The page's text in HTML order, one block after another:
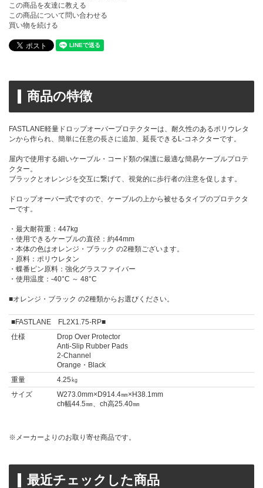
この商品を友達に教える
この商品について問い合わせる
買い物を続ける
商品の特徴
FASTLANE軽量ドロップオーバープロテクターは、耐久性のあるポリウレタ
ンから作られ、簡単に任意の長さに追加、延長できるL-コネクターです。
屋内で使用する細いケーブル・コード類の保護に最適な簡易ケーブルプロテ
クター。
ブラックとオレンジを交互に繋げて、視覚的に歩行者の注意を促します。
ドロップオーバー式ですので、ケーブルの上から被せるタイプのプロテクタ
ーです。
・最大耐荷重：447kg
・使用できるケーブルの直径：約44mm
・本体の色はオレンジ・ブラック の2種類ございます。
・原料：ポリウレタン
・蝶番ピン原料：強化グラスファイバー
・使用温度：-40°C ～ 48°C
■オレンジ・ブラック の2種類からお選びください。
■FASTLANE FL2X1.75-RP■
仕様
Drop Over Protector
Anti-Slip Rubber Pads
2-Channel
Orange・Black
重量
4.25㎏
サイズ
W273.0mm×D914.4㎜×H38.1mm
ch幅44.5㎜、ch高25.40㎜
※メーカーよりのお取り寄せ商品です。
最近チェックした商品